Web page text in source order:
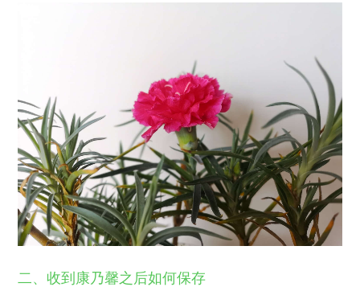
二、收到康乃馨之后如何保存